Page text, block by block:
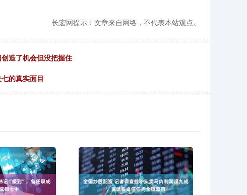
长宏网提示：文章来自网络，不代表本站观点。
造了机会但没把握住
的真实面目